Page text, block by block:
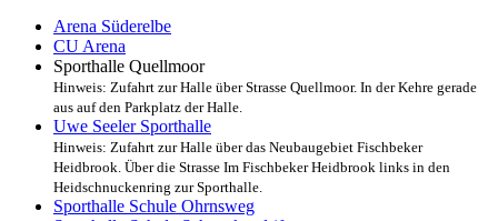
Arena Süderelbe
CU Arena
Sporthalle Quellmoor
Hinweis: Zufahrt zur Halle über Strasse Quellmoor. In der Kehre gerade
aus auf den Parkplatz der Halle.
Uwe Seeler Sporthalle
Hinweis: Zufahrt zur Halle über das Neubaugebiet Fischbeker
Heidbrook. Über die Strasse Im Fischbeker Heidbrook links in den
Heidschnuckenring zur Sporthalle.
Sporthalle Schule Ohrnsweg